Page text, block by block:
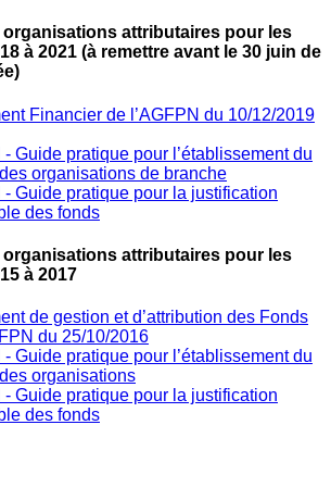
organisations attributaires pour les
à 2021 (à remettre avant le 30 juin de
Financier de l’AGFPN du 10/12/2019
Guide pratique pour l’établissement du
organisations de branche
Guide pratique pour la justification
des fonds
organisations attributaires pour les
à 2017
de gestion et d’attribution des Fonds
du 25/10/2016
Guide pratique pour l’établissement du
organisations
Guide pratique pour la justification
des fonds